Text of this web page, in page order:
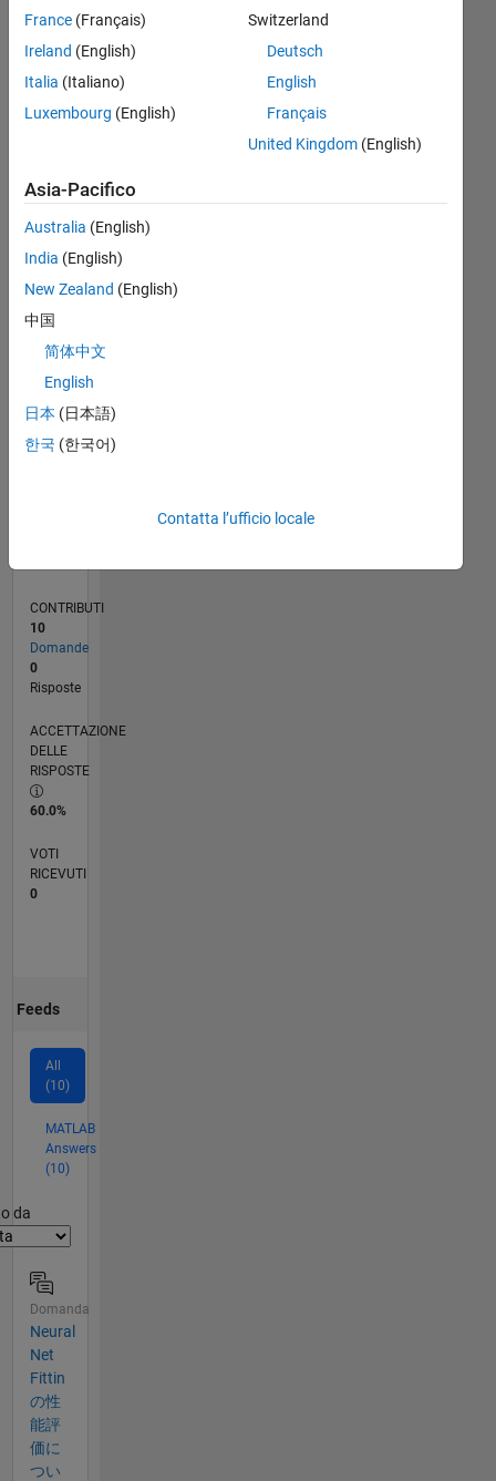
M…
CONTRIBUTI L
2
L
09/19
06/20
03/21
12/21
09/22
06/23
03/24
12/24
09/25
06/26
07/20
05/21
03/22
01/23
11/23
09/24
07/25
05/26
09/20
09/21
09/23
RANK
CONTRIBUTI
10
Domande
0
Risposte
ACCETTAZIONE
DELLE
RISPOSTE
60.0%
VOTI
RICEVUTI
0
Feeds
All
(10)
MATLAB
Answers
(10)
da
Domanda
Neural
Net
Fittin
の性
能評
価に
つい
France (Français)
Ireland (English)
Italia (Italiano)
Luxembourg (English)
Switzerland
Deutsch
English
Français
United Kingdom(English)
Asia-Pacifico
Australia (English)
India (English)
New Zealand (English)
中国
简体中文
English
日本 (日本語)
한국 (한국어)
Contatta l’ufficio locale